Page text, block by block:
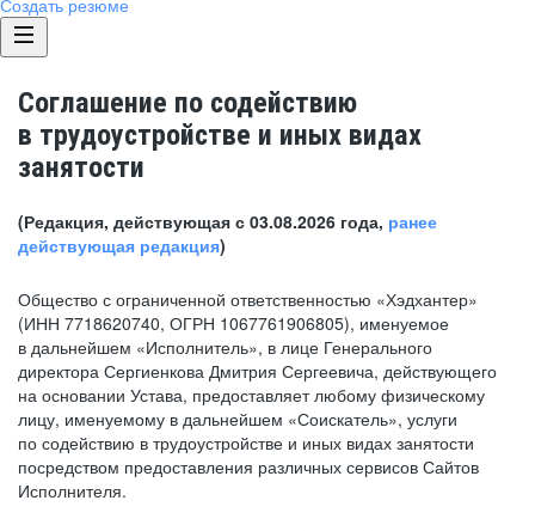
Создать резюме
Соглашение по содействию
в трудоустройстве и иных видах
занятости
(Редакция, действующая с 03.08.2026 года, ранее
действующая редакция)
Общество с ограниченной ответственностью «Хэдхантер»
(ИНН 7718620740, ОГРН 1067761906805), именуемое
в дальнейшем «Исполнитель», в лице Генерального
директора Сергиенкова Дмитрия Сергеевича, действующего
на основании Устава, предоставляет любому физическому
лицу, именуемому в дальнейшем «Соискатель», услуги
по содействию в трудоустройстве и иных видах занятости
посредством предоставления различных сервисов Сайтов
Исполнителя.